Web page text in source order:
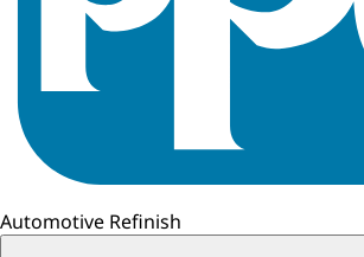
Automotive Refinish